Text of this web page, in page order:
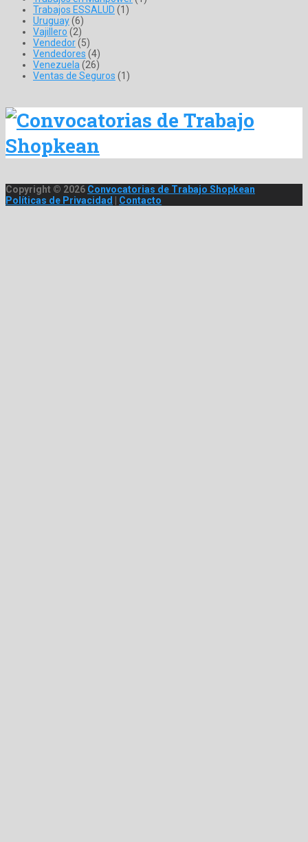
Trabajos ESSALUD (1)
Uruguay(6)
Vajillero (2)
Vendedor(5)
Vendedores (4)
Venezuela(26)
Ventas de Seguros (1)
Copyright © 2026 Convocatorias de Trabajo Shopkean
Políticas de Privacidad
Contacto